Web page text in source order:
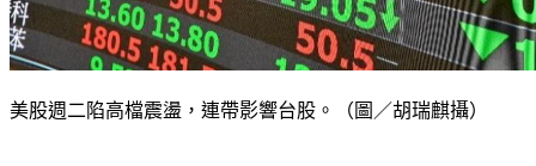
美股週二陷高檔震盪，連帶影響台股。（圖／胡瑞麒攝）